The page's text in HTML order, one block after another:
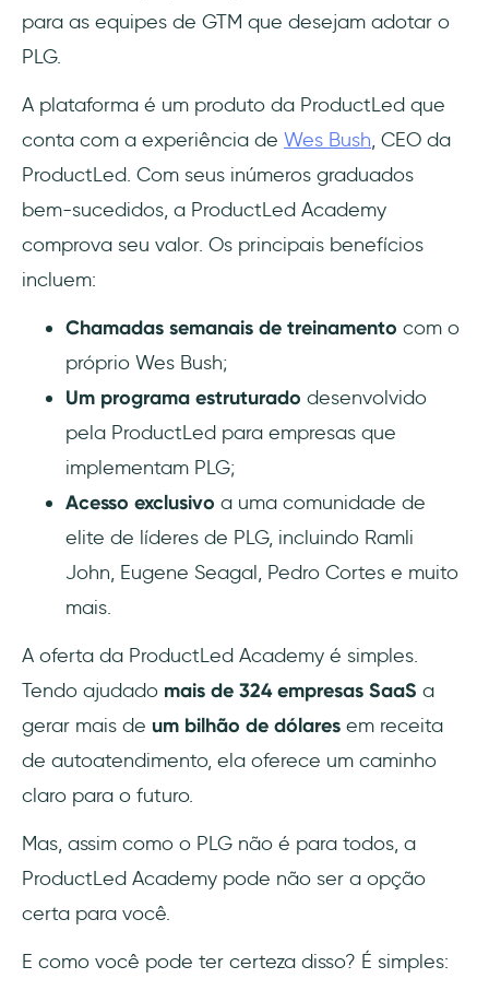
para as equipes de GTM que desejam adotar o
PLG.
A plataforma é um produto da ProductLed que
conta com a experiência de Wes Bush, CEO da
ProductLed. Com seus inúmeros graduados
bem-sucedidos, a ProductLed Academy
comprova seu valor. Os principais benefícios
incluem:
Chamadas semanais de treinamento com o
próprio Wes Bush;
Um programa estruturado desenvolvido
pela ProductLed para empresas que
implementam PLG;
Acesso exclusivo a uma comunidade de
elite de líderes de PLG, incluindo Ramli
John, Eugene Seagal, Pedro Cortes e muito
mais.
A oferta da ProductLed Academy é simples.
Tendo ajudado mais de 324 empresas SaaS a
gerar mais de um bilhão de dólares em receita
de autoatendimento, ela oferece um caminho
claro para o futuro.
Mas, assim como o PLG não é para todos, a
ProductLed Academy pode não ser a opção
certa para você.
E como você pode ter certeza disso? É simples: